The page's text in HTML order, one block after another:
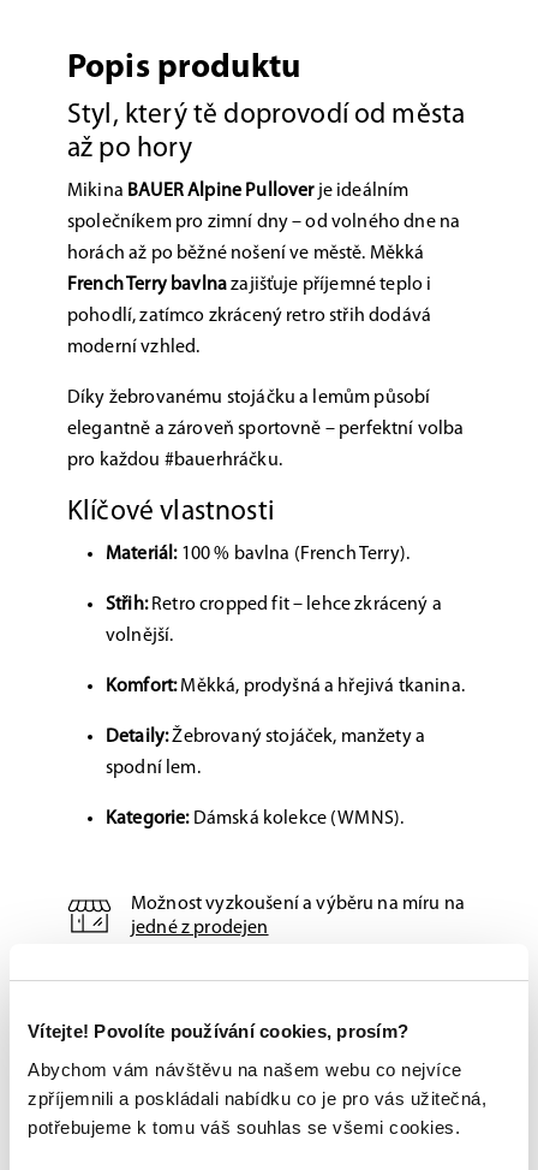
Vítejte! Povolíte používání cookies, prosím?
Abychom vám návštěvu na našem webu co nejvíce
zpříjemnili a poskládali nabídku co je pro vás užitečná,
potřebujeme k tomu váš souhlas se všemi cookies.
Popis produktu
Styl, který tě doprovodí od města
až po hory
Mikina BAUER Alpine Pulloverje ideálním
společníkem pro zimní dny – od volného dne na
horách až po běžné nošení ve městě. Měkká
French Terry bavlnazajišťuje příjemné teplo i
pohodlí, zatímco zkrácený retro střih dodává
moderní vzhled.
Díky žebrovanému stojáčku a lemům působí
elegantně a zároveň sportovně – perfektní volba
pro každou #bauerhráčku.
Klíčové vlastnosti
Materiál:100 % bavlna (French Terry).
Střih:Retro cropped fit – lehce zkrácený a
volnější.
Komfort:Měkká, prodyšná a hřejivá tkanina.
Detaily:Žebrovaný stojáček, manžety a
spodní lem.
Kategorie:Dámská kolekce (WMNS).
Možnost vyzkoušení a výběru na míru na
jedné z prodejen